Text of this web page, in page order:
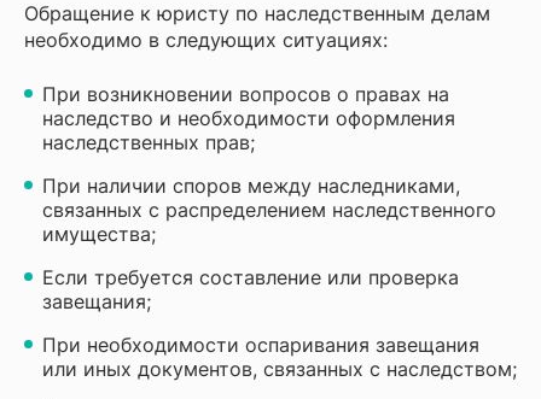
Обращение к юристу по наследственным делам
необходимо в следующих ситуациях:
При возникновении вопросов о правах на
наследство и необходимости оформления
наследственных прав;
При наличии споров между наследниками,
связанных с распределением наследственного
имущества;
Если требуется составление или проверка
завещания;
При необходимости оспаривания завещания
или иных документов, связанных с наследством;